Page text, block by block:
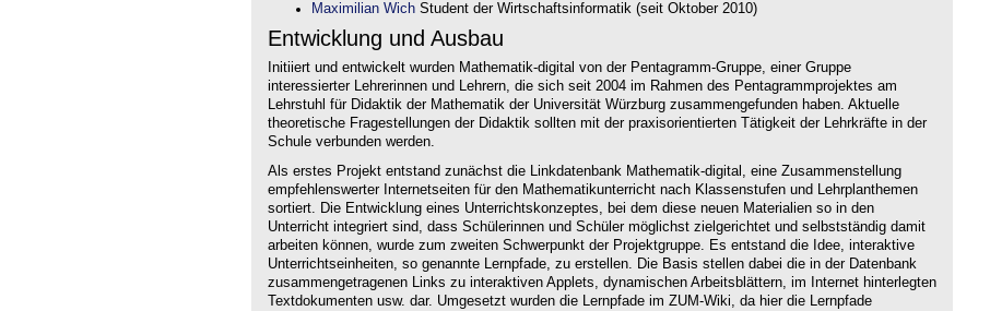
Maximilian Wich Student der Wirtschaftsinformatik (seit Oktober 2010)
Entwicklung und Ausbau
Initiiert und entwickelt wurden Mathematik-digital von der Pentagramm-Gruppe, einer Gruppe
interessierter Lehrerinnen und Lehrern, die sich seit 2004 im Rahmen des Pentagrammprojektes am
Lehrstuhl für Didaktik der Mathematik der Universität Würzburg zusammengefunden haben. Aktuelle
theoretische Fragestellungen der Didaktik sollten mit der praxisorientierten Tätigkeit der Lehrkräfte in der
Schule verbunden werden.
Als erstes Projekt entstand zunächst die Linkdatenbank Mathematik-digital, eine Zusammenstellung
empfehlenswerter Internetseiten für den Mathematikunterricht nach Klassenstufen und Lehrplanthemen
sortiert. Die Entwicklung eines Unterrichtskonzeptes, bei dem diese neuen Materialien so in den
Unterricht integriert sind, dass Schülerinnen und Schüler möglichst zielgerichtet und selbstständig damit
arbeiten können, wurde zum zweiten Schwerpunkt der Projektgruppe. Es entstand die Idee, interaktive
Unterrichtseinheiten, so genannte Lernpfade, zu erstellen. Die Basis stellen dabei die in der Datenbank
zusammengetragenen Links zu interaktiven Applets, dynamischen Arbeitsblättern, im Internet hinterlegten
Textdokumenten usw. dar. Umgesetzt wurden die Lernpfade im ZUM-Wiki, da hier die Lernpfade